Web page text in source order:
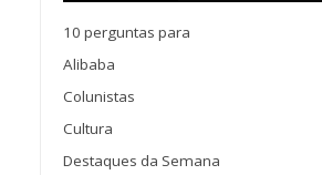
10 perguntas para
Alibaba
Colunistas
Cultura
Destaques da Semana